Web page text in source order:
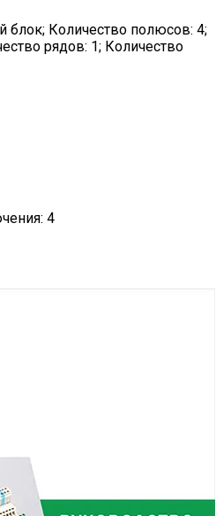
Количество полюсов: 4;
рядов: 1; Количество
4